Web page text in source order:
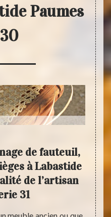
Paumes
de fauteuil,
à Labastide
de l’artisan
31